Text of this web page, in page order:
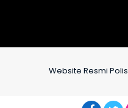
Website Resmi